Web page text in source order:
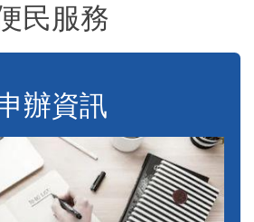
民服務
辦資訊